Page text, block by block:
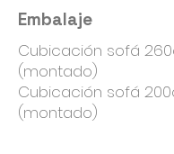
Embalaje
Cubicación sofá
(montado)
Cubicación sofá
(montado)